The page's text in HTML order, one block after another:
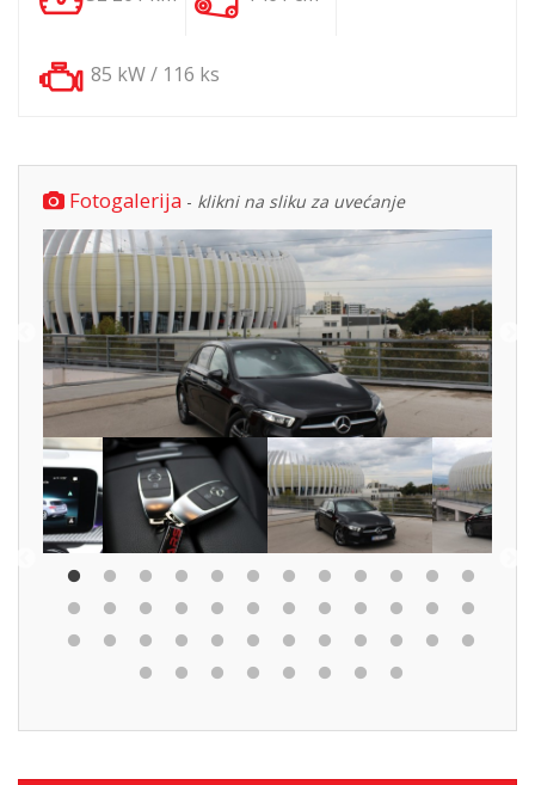
85 kW / 116 ks
Fotogalerija - klikni na sliku za uvećanje